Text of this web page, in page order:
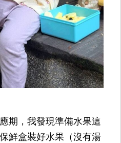
期，我發現準備水果這
鮮盒裝好水果（沒有湯